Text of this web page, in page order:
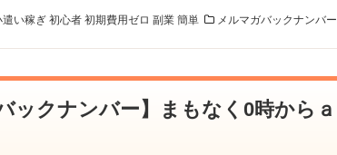
遣い稼ぎ 初心者 初期費用ゼロ 副業 簡単 メルマガバックナンバー
ックナンバー】まもなく0時からａ